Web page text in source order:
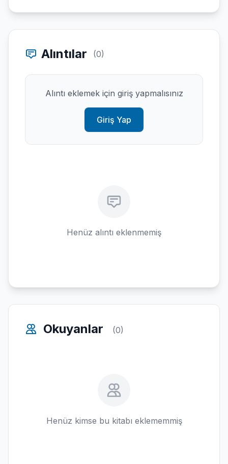
Alıntılar (0)
Alıntı eklemek için giriş yapmalısınız
Giriş Yap
Henüz alıntı eklenmemiş
Okuyanlar (0)
Henüz kimse bu kitabı eklememmiş